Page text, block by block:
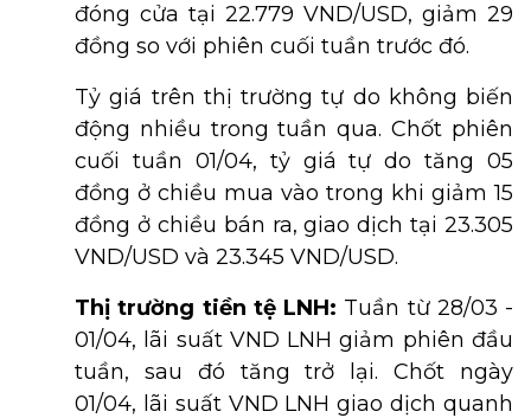
đóng cửa tại 22.779 VND/USD, giảm 29
đồng so với phiên cuối tuần trước đó.
Tỷ giá trên thị trường tự do không biến
động nhiều trong tuần qua. Chốt phiên
cuối tuần 01/04, tỷ giá tự do tăng 05
đồng ở chiều mua vào trong khi giảm 15
đồng ở chiều bán ra, giao dịch tại 23.305
VND/USD và 23.345 VND/USD.
Thị trường tiền tệ LNH: Tuần từ 28/03 -
01/04, lãi suất VND LNH giảm phiên đầu
tuần, sau đó tăng trở lại. Chốt ngày
01/04, lãi suất VND LNH giao dịch quanh